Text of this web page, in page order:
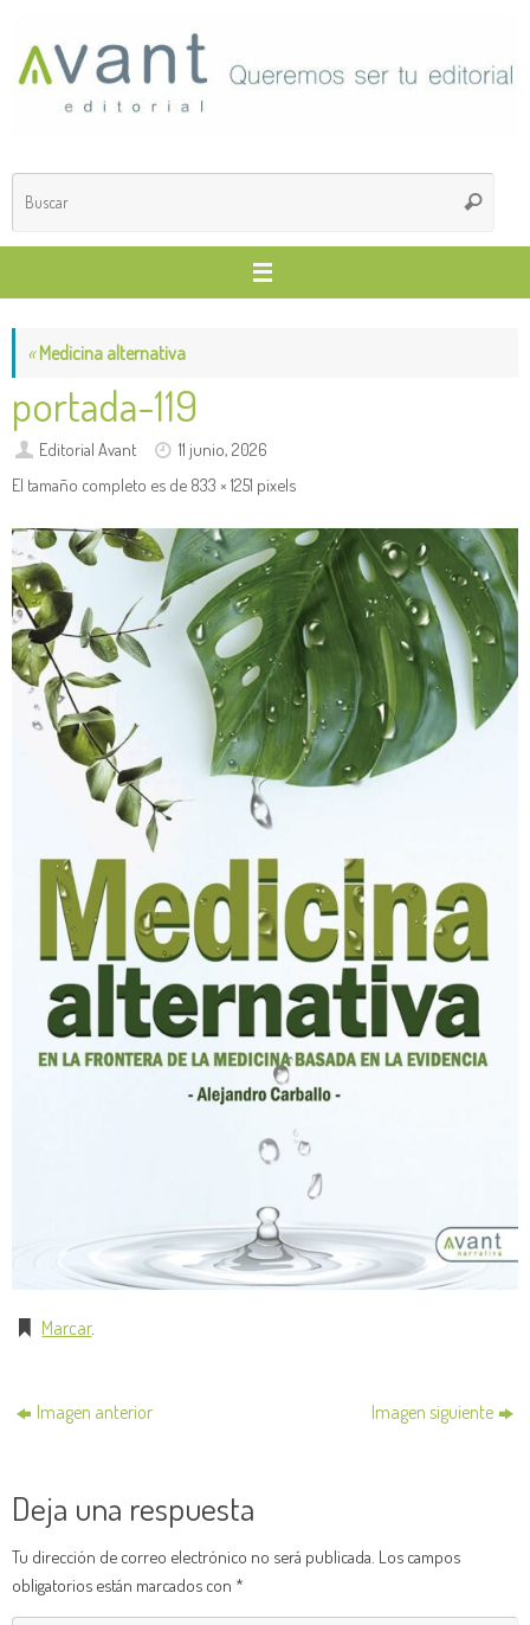
contenido
Buscar
«Medicina alternativa
portada-119
Editorial Avant
11 junio, 2026
El tamaño completo es de 833 × 1251 pixels
Marcar.
Imagen anterior Imagen siguiente
Deja una respuesta
Tu dirección de correo electrónico no será publicada. Los campos
obligatorios están marcados con *